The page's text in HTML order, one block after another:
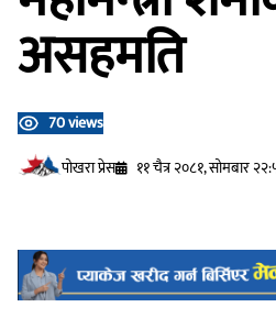
असहमति
70 views
प‍ोखरा प्रेस
११ चैत्र २०८१, सोमबार